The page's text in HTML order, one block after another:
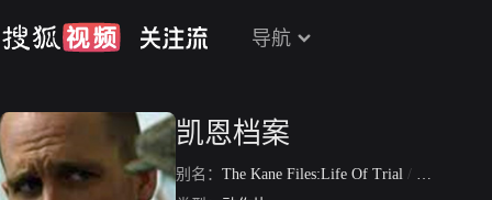
导航
凯恩档案
别名： The Kane Files:Life Of Trial / 凯恩档案: